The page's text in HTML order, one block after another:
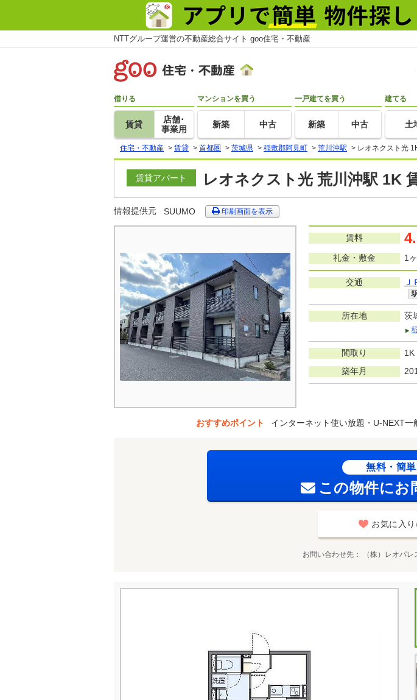
NTTグループ運営の不動産総合サイト goo住宅・不動産
借りる
賃貸
店舗･
事業用
マンションを買う
新築 中古
一戸建てを買う
新築 中古
建てる
土
住宅・不動産 > 賃貸 > 首都圏 > 茨城県 > 稲敷郡阿見町 > 荒川沖駅 > レオネクスト光
賃貸アパート レオネクスト光 荒川沖駅 1K
情報提供元 SUUMO 印刷画面を表示
賃料
礼金・敷金
1
交通
所在地 茨
間取り 1K
築年月
おすすめポイント インターネット使い放題・U-NEXT
無料・簡単
この物件にお
お気に入
お問い合わせ先 （株）レオパ